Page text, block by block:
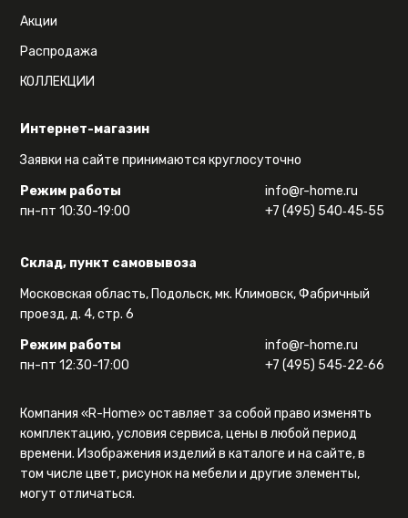
Интернет-магазин
Заявки на сайте принимаются круглосуточно
Режим работы
пн-пт 10:30-19:00
info@r-home.ru
+7 (495) 540‑45‑55
Склад, пункт самовывоза
Московская область, Подольск, мк. Климовск, Фабричный
проезд, д. 4, стр. 6
Режим работы
пн-пт 12:30-17:00
info@r-home.ru
+7 (495) 545‑22‑66
Акции
Распродажа
КОЛЛЕКЦИИ
Компания «R-Home» оставляет за собой право изменять
комплектацию, условия сервиса, цены в любой период
времени. Изображения изделий в каталоге и на сайте, в
том числе цвет, рисунок на мебели и другие элементы,
могут отличаться.